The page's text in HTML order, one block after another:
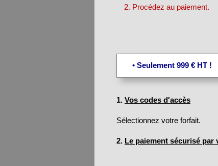
2. Procédez au paiement.
• Seulement 999 € HT !
1. Vos codes d'accès
Sélectionnez votre forfait.
2. Le paiement sécurisé par